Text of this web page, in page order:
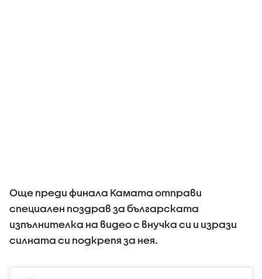
Още преди финала Камата отправи
специален поздрав за българската
изпълнителка на видео с внучка си и изрази
силната си подкрепя за нея.